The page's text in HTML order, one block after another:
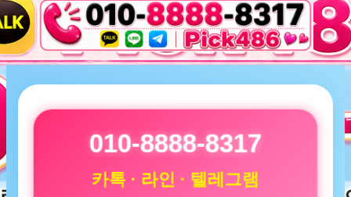
010-8888-8317
카톡 · 라인 · 텔레그램